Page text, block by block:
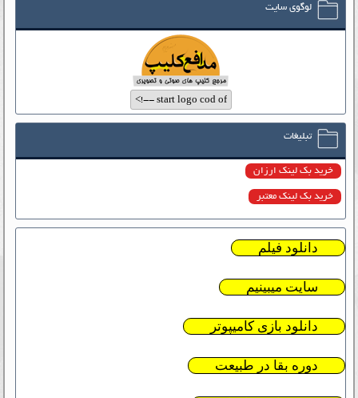
لوگوی سایت
تبلیغات
خرید بک لینک ارزان
خرید بک لینک معتبر
دانلود فیلم
سایت میبینیم
دانلود بازی کامیپوتر
دوره بقا در طبیعت